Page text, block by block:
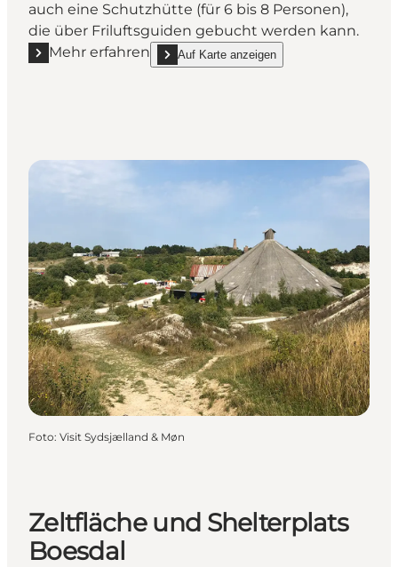
auch eine Schutzhütte (für 6 bis 8 Personen),
die über Friluftsguiden gebucht werden kann.
Mehr erfahren
Mehr erfahren "Flagbanken camp"
Auf Karte anzeigen
show Flagbanken camp on_map
Foto: Visit Sydsjælland & Møn
Zeltfläche und Shelterplats
Boesdal